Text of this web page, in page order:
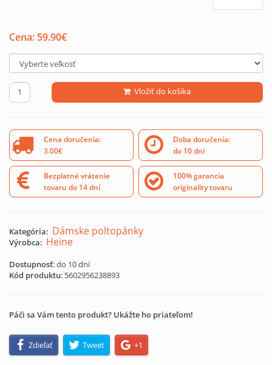
Cena: 59.90€
Vložiť do košíka
Cena doručenia:
3.00€
Doba doručenia:
do 10 dní
Bezplatné vrátenie
tovaru do 14 dní
100% garancia
originality tovaru
Kategória: Dámske poltopánky
Výrobca: Heine
Dostupnosť: do 10 dní
Kód produktu: 5602956238893
Páči sa Vám tento produkt? Ukážte ho priateľom!
Zdieľať Tweet +1